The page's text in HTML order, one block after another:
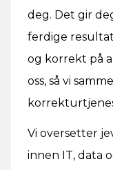
deg. Det gir
ferdige
og korrekt på
oss, så vi
Vi oversetter
innen IT, data